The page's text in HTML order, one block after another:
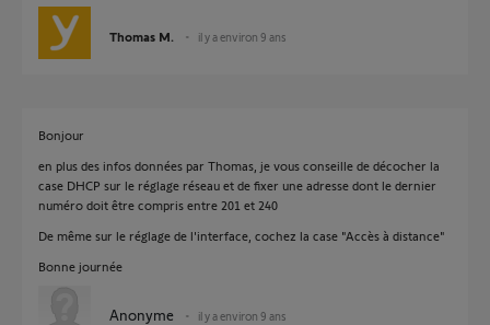
Thomas M. il y a environ 9 ans
Bonjour
en plus des infos données par Thomas, je vous conseille de décocher la
case DHCP sur le réglage réseau et de fixer une adresse dont le dernier
numéro doit être compris entre 201 et 240
De même sur le réglage de l'interface, cochez la case "Accès à distance"
Bonne journée
Anonyme il y a environ 9 ans